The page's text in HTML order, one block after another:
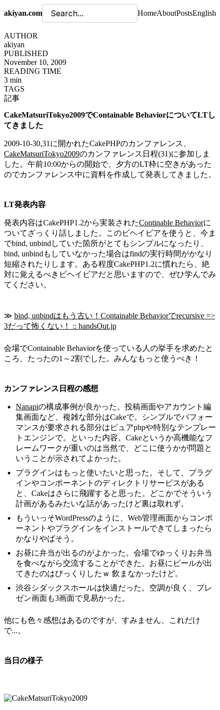
akiyan.com HomeAboutPostsEnglish
AUTHOR
akiyan
PUBLISHED
November 10, 2009
READING TIME
3 min
TAGS
記事
CakeMatsuriTokyo2009でContainable BehaviorについてLTし
てきました
2009-10-30,31に開かれたCakePHPのカンファレンス、
CakeMatsuriTokyo2009のカンファレンス日程(31)に参加しま
した。午前10:00からの開始で、夕方のLT枠に空きがあった
のでカンファレンス中に資料を作成して発表してきました。
LT発表内容
発表内容はCakePHP1.2から実装されたContinable Behaviorに
ついてざっくり話しました。このビヘイビアを使うと、今ま
でbind, unbindしていた箇所がとてもシンプルになったり、
bind, unbindもしていなかった場合はfindの実行時間がかなり
短縮されたりします。ある程度CakePHP1.2に慣れたら、絶
対に覚えるべきビヘイビアだと思いますので、ぜひ学んでみ
てください。
≫ bind, unbindはもう古い！Containable Behaviorでrecursive =>
3だって怖くない！ :: handsOut.jp
会場でContainable Behaviorを使っている人の挙手を求めたと
ころ、たったの1～2割でした。みんなもっと使うべき！
カンファレンス日程の感想
Nanapiの構成事例が良かった。投稿画面やアカウント編
集画面など、複雑な部分はCakeで。シンプルでパフォー
マンスが要求される部分はピュアphpや特別なテンプレー
トエンジンで。といった内容。Cakeというか高機能なフ
レームワークが重いのは当然で、どこに使うかが問題と
いうことが示されてよかった。
プラグインはもっと使いたいと思った。そして、プラグ
インやコンポーネントのディレクトリサービスがある
と、Cakeはさらに飛躍すると思った。どこかでそういう
計画があるみたいな話があったけど裏は取れず。
もういっそWordPressのように、Web管理画面からコンポ
ーネントやプラグインをインストールできてしまったら
かなりやばそう。
お昼に弁当が出るのがよかった。会場でゆっくりお弁当
を食べながら交流することができた。お昼にビールが出
てきたのはびっくりしたｗ 飲まなかったけど。
渋谷シダックスホールは快適だった。空調が良く、プレ
ゼン画面も3画面で見易かった。
他にも色々感想はあるのですが、すみません、これだけ
で...。
当日の様子